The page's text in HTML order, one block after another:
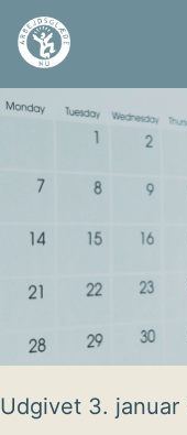
Fortsæt
indhold
Arbejdsglæde
nu
Udgivet 3. januar